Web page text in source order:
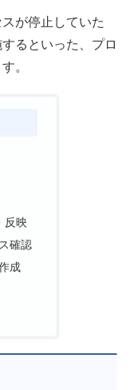
が停止していた
るといった、プロ
。
反映
確認
成